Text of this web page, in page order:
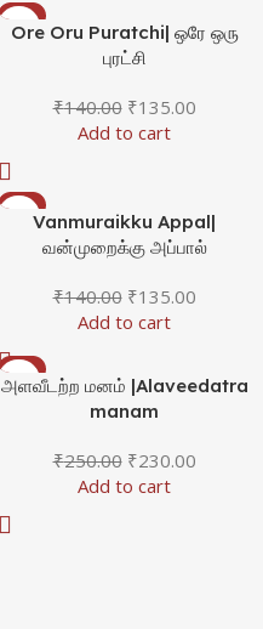
-4%
Ore Oru Puratchi| ஒரே ஒரு
புரட்சி
₹140.00 ₹135.00
Add to cart
-4%
Vanmuraikku Appal|
வன்முறைக்கு அப்பால்
₹140.00 ₹135.00
Add to cart
-8%
அளவீடற்ற மனம் |Alaveedatra
manam
₹250.00 ₹230.00
Add to cart